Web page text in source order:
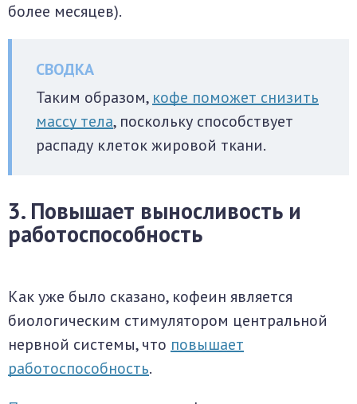
более месяцев).
Таким образом, кофе поможет снизить
массу тела, поскольку способствует
распаду клеток жировой ткани.
3. Повышает выносливость и
работоспособность
Как уже было сказано, кофеин является
биологическим стимулятором центральной
нервной системы, что повышает
работоспособность.